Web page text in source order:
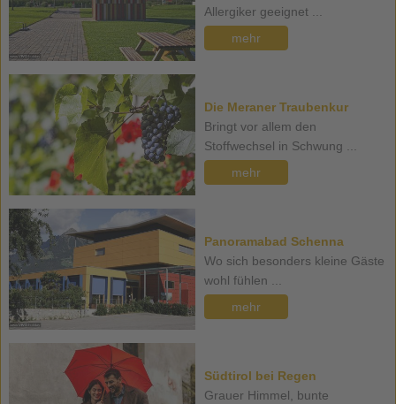
Allergiker geeignet ...
mehr
Die Meraner Traubenkur
Bringt vor allem den
Stoffwechsel in Schwung ...
mehr
Panoramabad Schenna
Wo sich besonders kleine Gäste
wohl fühlen ...
mehr
Südtirol bei Regen
Grauer Himmel, bunte